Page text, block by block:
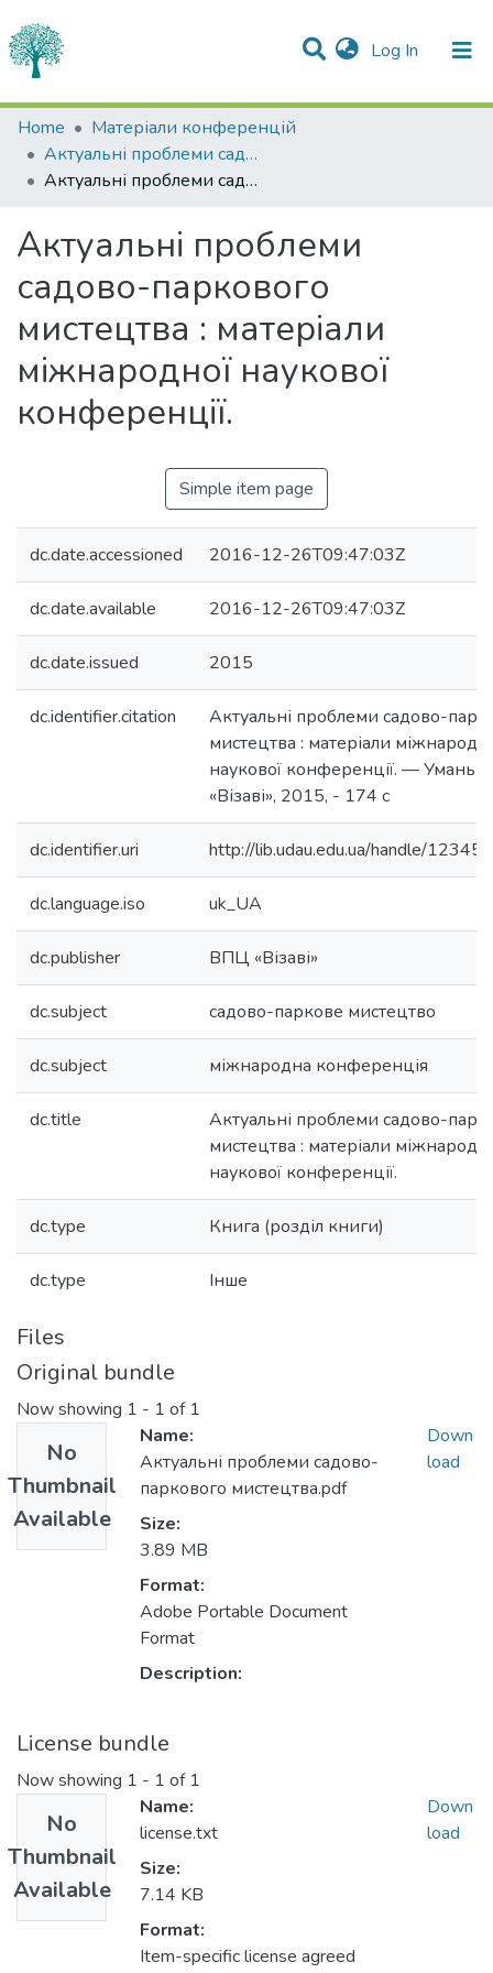
Log In (current)
Statistics
Communities & Collections
Home
Матеріали конференцій
Актуальні проблеми садово-паркового мистецтва 2015
Актуальні проблеми садово-паркового мистецтва : матеріали міжнародної наукової конференції.
Актуальні проблеми
садово-паркового
мистецтва : матеріали
міжнародної наукової
конференції.
Simple item page
dc.date.accessioned 2016-12-26T09:47:03Z
dc.date.available 2016-12-26T09:47:03Z
dc.date.issued 2015
dc.identifier.citation
Актуальні проблеми садово-
мистецтва : матеріали
наукової конференції. — Умань
«Візаві», 2015, - 174 с
dc.identifier.uri http://lib.udau.edu.ua/handle/
dc.language.iso uk_UA
dc.publisher ВПЦ «Візаві»
dc.subject садово-паркове мистецтво
dc.subject міжнародна конференція
dc.title
Актуальні проблеми садово-
мистецтва : матеріали
наукової конференції.
dc.type Книга (розділ книги)
dc.type Інше
Files
Original bundle
Now showing 1 - 1 of 1
No
Thumbnail
Available
Name:
Актуальні проблеми садово-
паркового мистецтва.pdf
Size:
3.89 MB
Format:
Adobe Portable Document
Format
Description:
Down
load
License bundle
Now showing 1 - 1 of 1
No
Thumbnail
Available
Name:
license.txt
Size:
7.14 KB
Format:
Item-specific license agreed
Down
load